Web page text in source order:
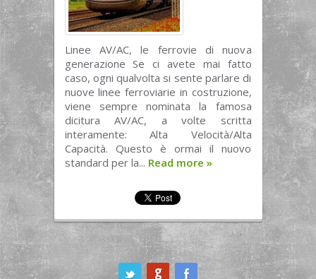
Linee AV/AC, le ferrovie di nuova
generazione Se ci avete mai fatto
caso, ogni qualvolta si sente parlare di
nuove linee ferroviarie in costruzione,
viene sempre nominata la famosa
dicitura AV/AC, a volte scritta
interamente: Alta Velocità/Alta
Capacità. Questo è ormai il nuovo
standard per la... Read more »